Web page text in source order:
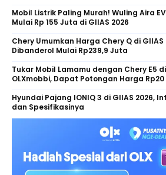
Mobil Listrik Paling Murah! Wuling Aira
Mulai Rp 155 Juta di GIIAS 2026
Chery Umumkan Harga Chery Q di
Dibanderol Mulai Rp239,9 Juta
Tukar Mobil Lamamu dengan Chery E5
OLXmobbi, Dapat Potongan Harga
Hyundai Pajang IONIQ 3 di GIIAS 2026,
dan Spesifikasinya